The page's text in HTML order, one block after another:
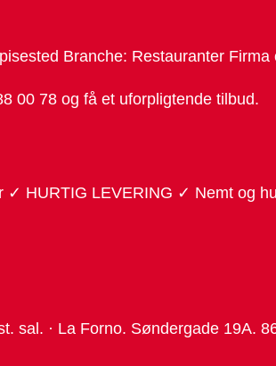
Branche: Restauranter Firma
00 78 og få et uforpligtende tilbud.
✓ HURTIG LEVERING ✓ Nemt og
sal. · La Forno. Søndergade 19A.